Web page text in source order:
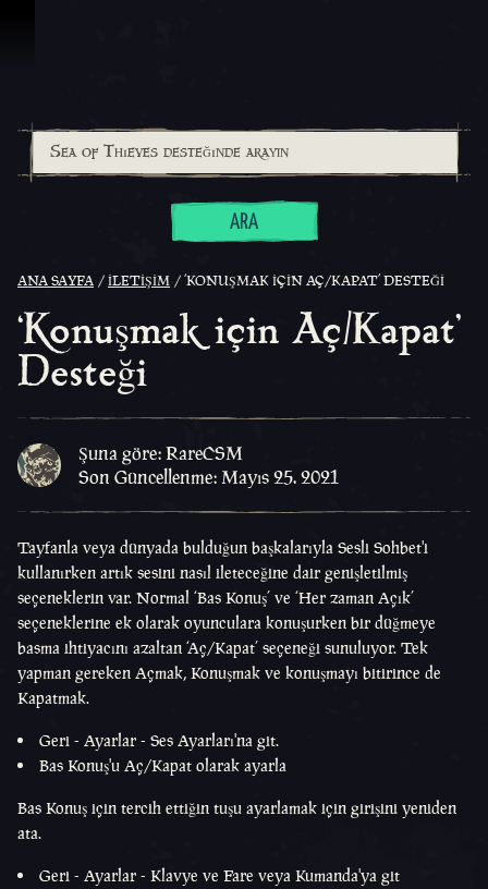
ARA
ANA SAYFA İLETIŞIM ‘KONUŞMAK IÇIN AÇ/KAPAT’ DESTEĞI
‘Konuşmak için Aç/Kapat’
Desteği
Şuna göre: RareCSM
Son Güncellenme: Mayıs 25. 2021
Tayfanla veya dünyada bulduğun başkalarıyla Sesli Sohbet'i
kullanırken artık sesini nasıl ileteceğine dair genişletilmiş
seçeneklerin var. Normal ‘Bas Konuş’ ve ‘Her zaman Açık’
seçeneklerine ek olarak oyunculara konuşurken bir düğmeye
basma ihtiyacını azaltan ‘Aç/Kapat’ seçeneği sunuluyor. Tek
yapman gereken Açmak, Konuşmak ve konuşmayı bitirince de
Kapatmak.
Geri - Ayarlar - Ses Ayarları'na git.
Bas Konuş'u Aç/Kapat olarak ayarla
Bas Konuş için tercih ettiğin tuşu ayarlamak için girişini yeniden
ata.
Geri - Ayarlar - Klavye ve Fare veya Kumanda'ya git